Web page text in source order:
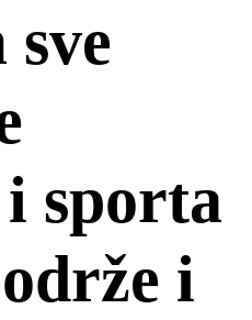
sporta
i